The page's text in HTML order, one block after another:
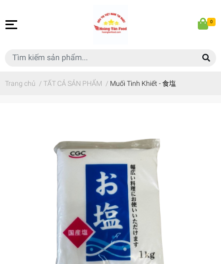
0
Trang chủ / TẤT CẢ SẢN PHẨM / Muối Tinh Khiết - 食塩